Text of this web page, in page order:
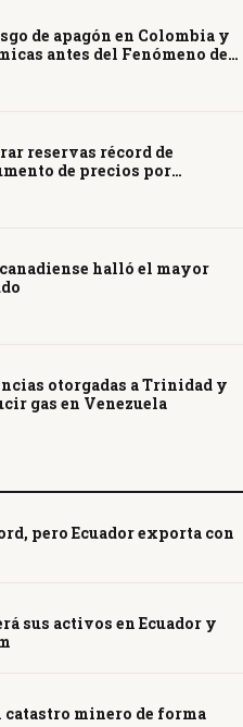
de apagón en Colombia y
antes del Fenómeno de
reservas récord de
de precios por
halló el mayor
otorgadas a Trinidad y
gas en Venezuela
pero Ecuador exporta con
sus activos en Ecuador y
minero de forma